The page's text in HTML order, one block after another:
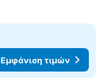
Εμφάνιση τιμών